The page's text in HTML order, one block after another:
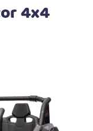
4x4